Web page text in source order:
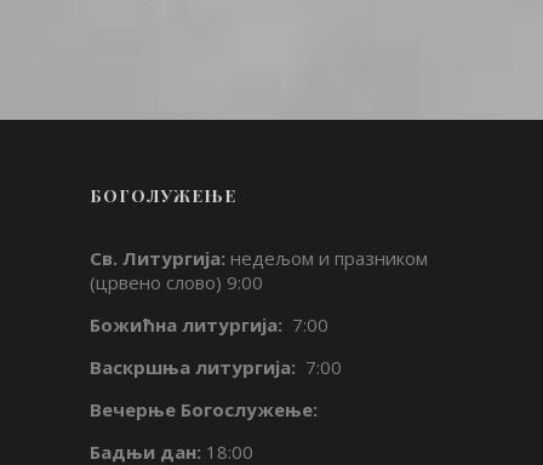
БОГОЛУЖЕЊЕ
Св. Литургија: недељом и празником
(црвено слово) 9:00
Божићна литургија: 7:00
Васкршња литургија: 7:00
Вечерње Богослужење:
Бадњи дан: 18:00